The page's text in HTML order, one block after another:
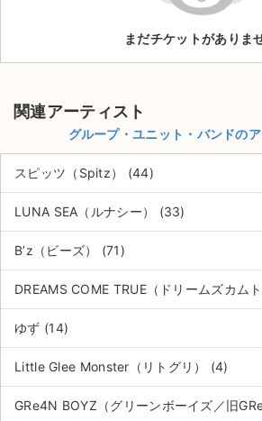
スポーツ
演劇・ミュージカル
ご利用ガイド
ご利用ガイド
手数料・お支払い方法
AIに質問する
よくある質問
お知らせ
まだチケットがありま
関連アーティスト
グループ・ユニット・バンドの
スピッツ（Spitz） (44)
LUNA SEA（ルナシー） (33)
B’z（ビーズ） (71)
DREAMS COME TRUE（ドリームズカム
ゆず (14)
Little Glee Monster（リトグリ） (4)
GRe4N BOYZ（グリーンボーイズ／旧